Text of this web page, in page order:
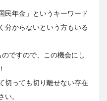
民年金」というキーワード
分からないという方もいる
ですので、この機会にし
切っても切り離せない存在
い。